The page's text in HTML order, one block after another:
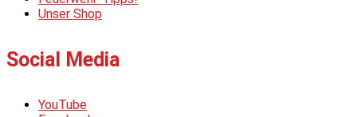
Unser Shop
Social Media
YouTube